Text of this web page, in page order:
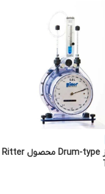
کنتور گاز Drum-type محصول Ritter